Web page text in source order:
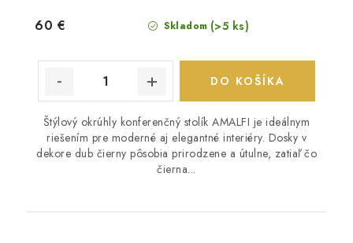
Skladom (>5 ks)
60 €
DO KOŠÍKA
Štýlový okrúhly konferenčný stolík AMALFI je ideálnym
riešením pre moderné aj elegantné interiéry. Dosky v
dekore dub čierny pôsobia prirodzene a útulne, zatiaľ čo
čierna...